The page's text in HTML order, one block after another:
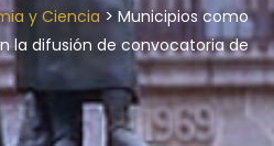
y Ciencia >Municipios como
la difusión de convocatoria de